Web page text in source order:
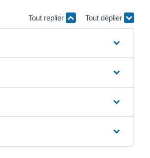
Tout replier Tout déplier